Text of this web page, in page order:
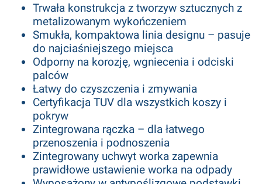
Trwała konstrukcja z tworzyw sztucznych z
metalizowanym wykończeniem
Smukła, kompaktowa linia designu – pasuje
do najciaśniejszego miejsca
Odporny na korozję, wgniecenia i odciski
palców
Łatwy do czyszczenia i zmywania
Certyfikacja TUV dla wszystkich koszy i
pokryw
Zintegrowana rączka – dla łatwego
przenoszenia i podnoszenia
Zintegrowany uchwyt worka zapewnia
prawidłowe ustawienie worka na odpady